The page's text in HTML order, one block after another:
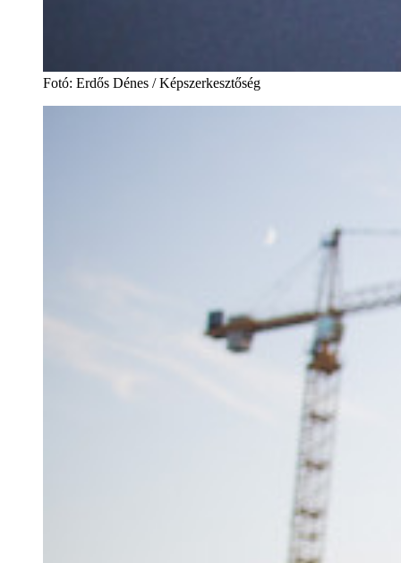
Fotó: Erdős Dénes / Képszerkesztőség